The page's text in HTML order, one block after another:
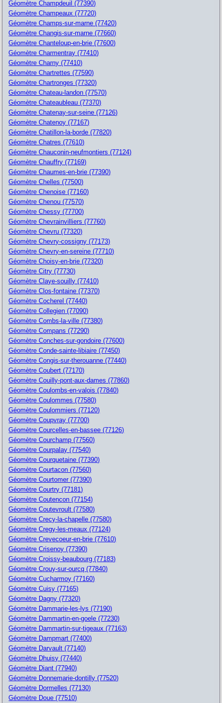
Géomètre Champdeuil (77390)
Géomètre Champeaux (77720)
Géomètre Champs-sur-marne (77420)
Géomètre Changis-sur-marne (77660)
Géomètre Chanteloup-en-brie (77600)
Géomètre Charmentray (77410)
Géomètre Charny (77410)
Géomètre Chartrettes (77590)
Géomètre Chartronges (77320)
Géomètre Chateau-landon (77570)
Géomètre Chateaubleau (77370)
Géomètre Chatenay-sur-seine (77126)
Géomètre Chatenoy (77167)
Géomètre Chatillon-la-borde (77820)
Géomètre Chatres (77610)
Géomètre Chauconin-neufmontiers (77124)
Géomètre Chauffry (77169)
Géomètre Chaumes-en-brie (77390)
Géomètre Chelles (77500)
Géomètre Chenoise (77160)
Géomètre Chenou (77570)
Géomètre Chessy (77700)
Géomètre Chevrainvilliers (77760)
Géomètre Chevru (77320)
Géomètre Chevry-cossigny (77173)
Géomètre Chevry-en-sereine (77710)
Géomètre Choisy-en-brie (77320)
Géomètre Citry (77730)
Géomètre Claye-souilly (77410)
Géomètre Clos-fontaine (77370)
Géomètre Cocherel (77440)
Géomètre Collegien (77090)
Géomètre Combs-la-ville (77380)
Géomètre Compans (77290)
Géomètre Conches-sur-gondoire (77600)
Géomètre Conde-sainte-libiaire (77450)
Géomètre Congis-sur-therouanne (77440)
Géomètre Coubert (77170)
Géomètre Couilly-pont-aux-dames (77860)
Géomètre Coulombs-en-valois (77840)
Géomètre Coulommes (77580)
Géomètre Coulommiers (77120)
Géomètre Coupvray (77700)
Géomètre Courcelles-en-bassee (77126)
Géomètre Courchamp (77560)
Géomètre Courpalay (77540)
Géomètre Courquetaine (77390)
Géomètre Courtacon (77560)
Géomètre Courtomer (77390)
Géomètre Courtry (77181)
Géomètre Coutencon (77154)
Géomètre Coutevroult (77580)
Géomètre Crecy-la-chapelle (77580)
Géomètre Cregy-les-meaux (77124)
Géomètre Crevecoeur-en-brie (77610)
Géomètre Crisenoy (77390)
Géomètre Croissy-beaubourg (77183)
Géomètre Crouy-sur-ourcq (77840)
Géomètre Cucharmoy (77160)
Géomètre Cuisy (77165)
Géomètre Dagny (77320)
Géomètre Dammarie-les-lys (77190)
Géomètre Dammartin-en-goele (77230)
Géomètre Dammartin-sur-tigeaux (77163)
Géomètre Dampmart (77400)
Géomètre Darvault (77140)
Géomètre Dhuisy (77440)
Géomètre Diant (77940)
Géomètre Donnemarie-dontilly (77520)
Géomètre Dormelles (77130)
Géomètre Doue (77510)